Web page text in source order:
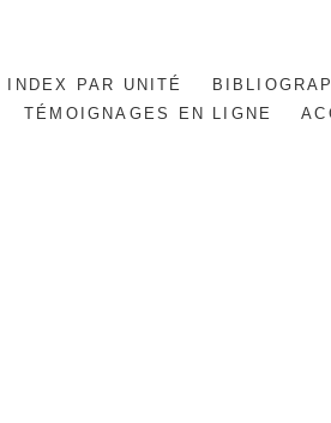
INDEX PAR UNITÉ
TÉMOIGNAGES EN LIGNE